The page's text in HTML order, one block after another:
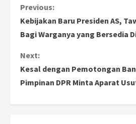
C
o
n
t
Previous:
Kebijakan Baru Presiden AS,
Bagi Warganya yang Bersedia
Next:
Kesal dengan Pemotongan
Pimpinan DPR Minta Aparat